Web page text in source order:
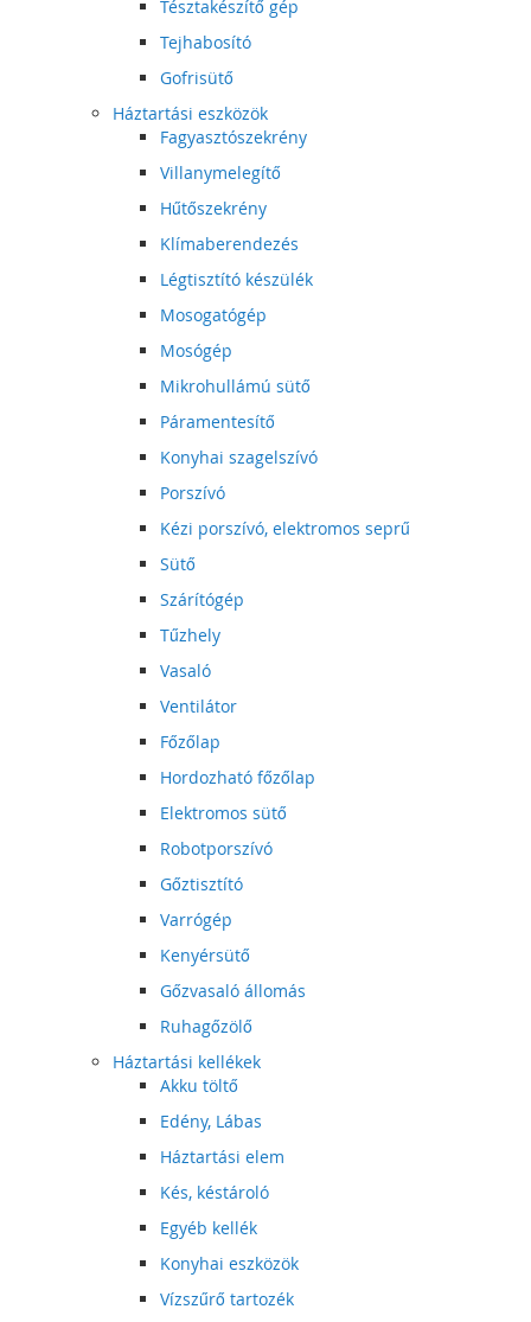
Tésztakészítő gép
Tejhabosító
Gofrisütő
Háztartási eszközök
Fagyasztószekrény
Villanymelegítő
Hűtőszekrény
Klímaberendezés
Légtisztító készülék
Mosogatógép
Mosógép
Mikrohullámú sütő
Páramentesítő
Konyhai szagelszívó
Porszívó
Kézi porszívó, elektromos seprű
Sütő
Szárítógép
Tűzhely
Vasaló
Ventilátor
Főzőlap
Hordozható főzőlap
Elektromos sütő
Robotporszívó
Gőztisztító
Varrógép
Kenyérsütő
Gőzvasaló állomás
Ruhagőzölő
Háztartási kellékek
Akku töltő
Edény, Lábas
Háztartási elem
Kés, késtároló
Egyéb kellék
Konyhai eszközök
Vízszűrő tartozék